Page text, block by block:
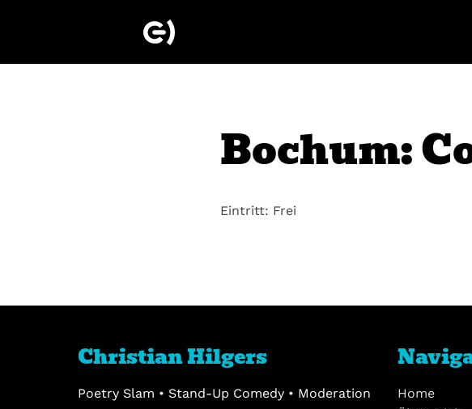
Bochum:
Eintritt: Frei
Christian Hilgers
Poetry Slam • Stand-Up Comedy • Moderation
Home